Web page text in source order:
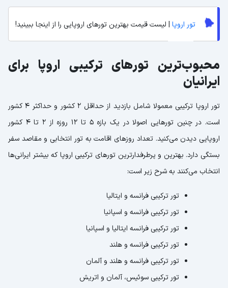
تور اروپا | لیست قیمت بهترین تورهای اروپایی را از اینجا ببینید!
محبوب‌ترین تورهای ترکیبی اروپا برای
ایرانیان
تور اروپا ترکیبی معمولا شامل بازدید از حداقل 2 کشور و حداکثر 4 کشور
است. در چنین تورهایی اصولا در یک بازه 5 تا 12 روزه از 2 تا 4 کشور
اروپایی دیدن می‌کنید. تعداد روزهای اقامت به تور انتخابی و مقاصد سفر
بستگی دارد. بهترین و پرطرفدارترین تورهای ترکیبی اروپا که بیشتر ایرانی‌ها
انتخاب می‌کنند به شرح زیر است:
تور ترکیبی فرانسه و ایتالیا
تور ترکیبی فرانسه و اسپانیا
تور ترکیبی فرانسه ایتالیا و اسپانیا
تور ترکیبی فرانسه و هلند
تور ترکیبی فرانسه و هلند و آلمان
تور ترکیبی سوئیس، آلمان و اتریش